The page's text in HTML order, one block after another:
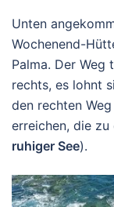
Unten
Wochenend-
Palma. Der Weg
rechts, es lohnt
den rechten
erreichen, die zu
ruhiger See).